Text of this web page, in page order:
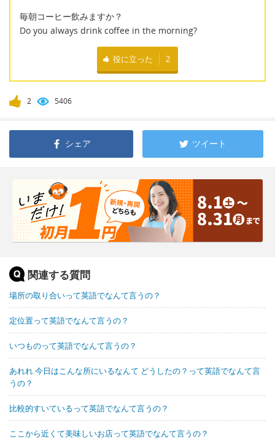
毎朝コーヒー飲みますか？
Do you always drink coffee in the morning?
役に立った 2
2 5406
シェア ツイート
関連する質問
場所の取り合いって英語でなんて言うの？
定位置って英語でなんて言うの？
いつものって英語でなんて言うの？
あれれ 今日はこんな所にいるなんて どうしたの？って英語でなんて言
うの？
比較的すいているって英語でなんて言うの？
ここから近くて美味しいお店って英語でなんて言うの？